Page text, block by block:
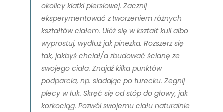
okolicy klatki piersiowej. Zacznij
eksperymentować z tworzeniem różnych
kształtów ciałem. Ułóż się w kształt kuli albo
wyprostuj, wydłuż jak pinezka. Rozszerz się
tak, jakbyś chciał/a zbudować ścianę ze
swojego ciała. Znajdź kilka punktów
podparcia, np. siadając po turecku. Zegnij
plecy w łuk. Skręć się od stóp do głowy, jak
korkociąg. Pozwól swojemu ciału naturalnie